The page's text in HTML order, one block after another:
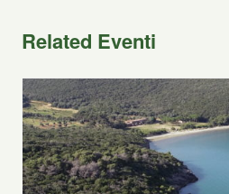
Related Eventi